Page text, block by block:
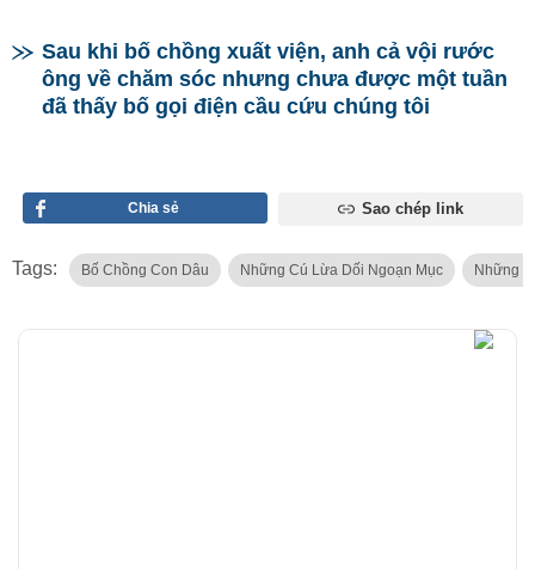
Sau khi bố chồng xuất viện, anh cả vội rước
ông về chăm sóc nhưng chưa được một tuần
đã thấy bố gọi điện cầu cứu chúng tôi
Chia sẻ Sao chép link
Tags: Bố Chồng Con Dâu Những Cú Lừa Dối Ngoạn Mục Những